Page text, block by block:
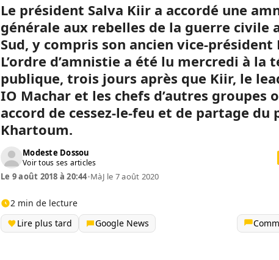
Le président Salva Kiir a accordé une
générale aux rebelles de la guerre civile
Sud, y compris son ancien vice-président
L’ordre d’amnistie a été lu mercredi à la
publique, trois jours après que Kiir, le
IO Machar et les chefs d’autres groupes
accord de cessez-le-feu et de partage du
Khartoum.
Modeste Dossou
Voir tous ses articles
Le 9 août 2018 à 20:44•MàJ le 7 août 2020
2 min de lecture
Lire plus tard
Google News